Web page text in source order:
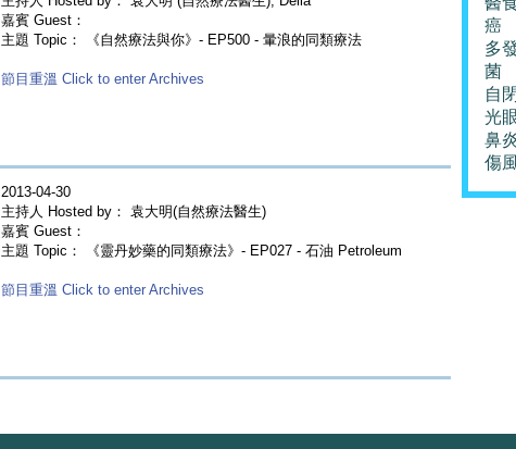
嘉賓 Guest：
主題 Topic： 《自然療法與你》- EP500 - 暈浪的同類療法
節目重溫 Click to enter Archives
2013-04-30
主持人 Hosted by： 袁大明(自然療法醫生)
嘉賓 Guest：
主題 Topic： 《靈丹妙藥的同類療法》- EP027 - 石油 Petroleum
節目重溫 Click to enter Archives
癌
多
菌
自
光
鼻
傷